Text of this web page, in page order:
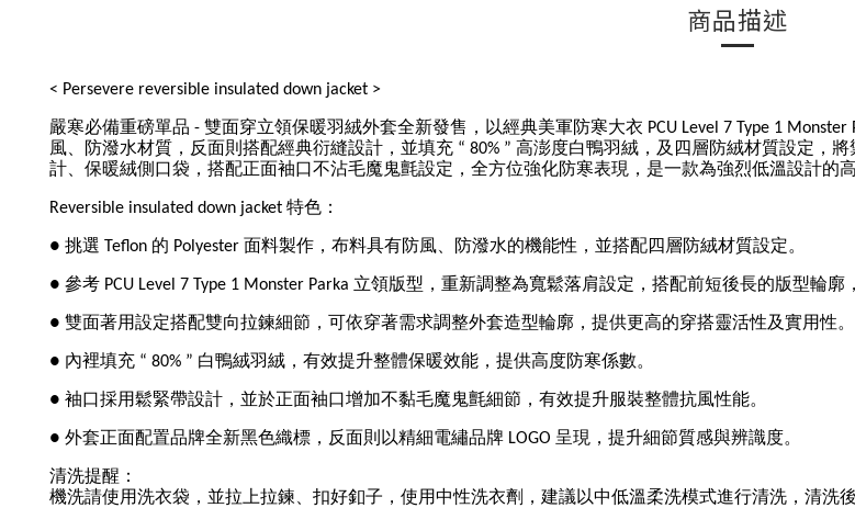
商品描述
< Persevere reversible insulated down jacket >
嚴寒必備重磅單品 - 雙面穿立領保暖羽絨外套全新發售，以經典美軍防寒大衣 PCU Level 7 Type 1
風、防潑水材質，反面則搭配經典衍縫設計，並填充 “ 80% ” 高澎度白鴨羽絨，及四層防絨材質設定，
計、保暖絨側口袋，搭配正面袖口不沾毛魔鬼氈設定，全方位強化防寒表現，是一款為強烈低溫設計的
Reversible insulated down jacket 特色：
● 挑選 Teflon 的 Polyester 面料製作，布料具有防風、防潑水的機能性，並搭配四層防絨材質設定。
● 參考 PCU Level 7 Type 1 Monster Parka 立領版型，重新調整為寬鬆落肩設定，搭配前短後長的版型輪廓
● 雙面著用設定搭配雙向拉鍊細節，可依穿著需求調整外套造型輪廓，提供更高的穿搭靈活性及實用性。
● 內裡填充 “ 80% ” 白鴨絨羽絨，有效提升整體保暖效能，提供高度防寒係數。
● 袖口採用鬆緊帶設計，並於正面袖口增加不黏毛魔鬼氈細節，有效提升服裝整體抗風性能。
● 外套正面配置品牌全新黑色織標，反面則以精細電繡品牌 LOGO 呈現，提升細節質感與辨識度。
清洗提醒：
機洗請使用洗衣袋，並拉上拉鍊、扣好釦子，使用中性洗衣劑，建議以中低溫柔洗模式進行清洗，清